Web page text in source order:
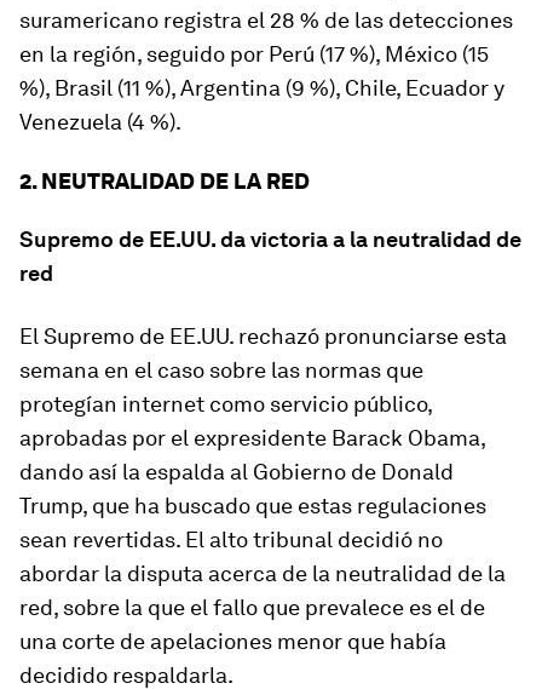
suramericano registra el 28 % de las detecciones
en la región, seguido por Perú (17 %), México (15
%), Brasil (11 %), Argentina (9 %), Chile, Ecuador y
Venezuela (4 %).
2. NEUTRALIDAD DE LA RED
Supremo de EE.UU. da victoria a la neutralidad de
red
El Supremo de EE.UU. rechazó pronunciarse esta
semana en el caso sobre las normas que
protegían internet como servicio público,
aprobadas por el expresidente Barack Obama,
dando así la espalda al Gobierno de Donald
Trump, que ha buscado que estas regulaciones
sean revertidas. El alto tribunal decidió no
abordar la disputa acerca de la neutralidad de la
red, sobre la que el fallo que prevalece es el de
una corte de apelaciones menor que había
decidido respaldarla.